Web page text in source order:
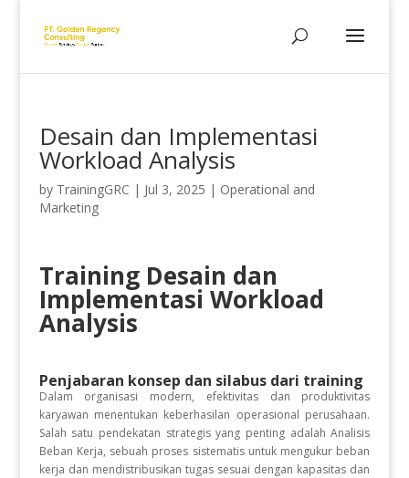
Desain dan Implementasi
Workload Analysis
by TrainingGRC | Jul 3, 2025 | Operational and
Marketing
Training Desain dan
Implementasi Workload
Analysis
Penjabaran konsep dan silabus dari training
Dalam organisasi modern, efektivitas dan produktivitas
karyawan menentukan keberhasilan operasional perusahaan.
Salah satu pendekatan strategis yang penting adalah Analisis
Beban Kerja, sebuah proses sistematis untuk mengukur beban
kerja dan mendistribusikan tugas sesuai dengan kapasitas dan